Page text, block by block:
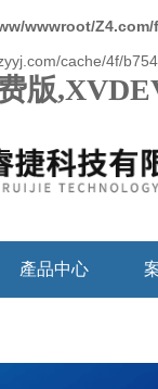
wwwroot/
cache/4f/
版
產品中心